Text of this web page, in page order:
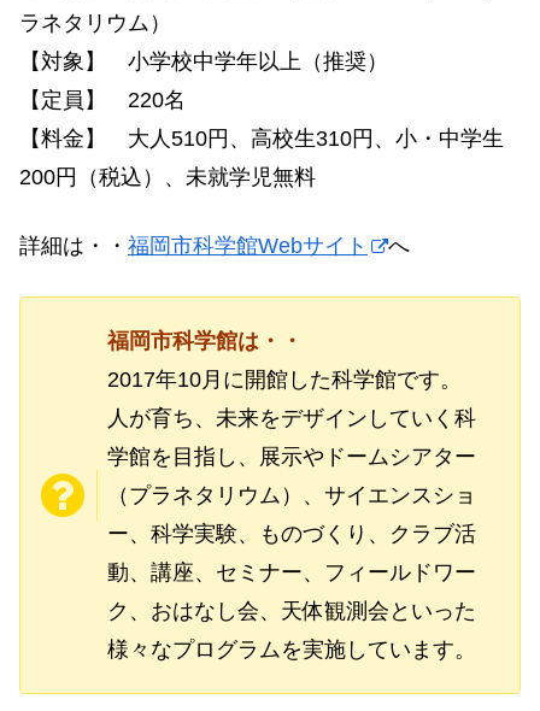
ラネタリウム）
【対象】 小学校中学年以上（推奨）
【定員】 220名
【料金】 大人510円、高校生310円、小・中学生
200円（税込）、未就学児無料
詳細は・・ 福岡市科学館Webサイト へ
福岡市科学館は・・
2017年10月に開館した科学館です。
人が育ち、未来をデザインしていく科
学館を目指し、展示やドームシアター
（プラネタリウム）、サイエンスショ
ー、科学実験、ものづくり、クラブ活
動、講座、セミナー、フィールドワー
ク、おはなし会、天体観測会といった
様々なプログラムを実施しています。